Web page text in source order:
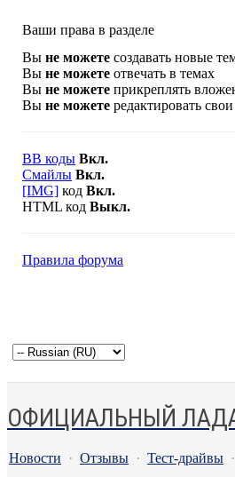
Ваши права в разделе
Вы не можете создавать новые
Вы не можете отвечать в темах
Вы не можете прикреплять
Вы не можете редактировать
BB коды Вкл.
Смайлы Вкл.
[IMG] код Вкл.
HTML код Выкл.
Правила форума
ОФИЦИАЛЬНЫЙ
Новости · Отзывы · Тест-драйвы ·